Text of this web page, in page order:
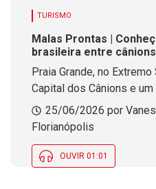
TURISMO
Malas Prontas |
brasileira entre
balão em Santa
Praia Grande, no
Capital dos Cânions e
de ecoturismo do Brasil,
paisagens
25/06/2026 por
Florianópolis
OUVIR 01:01